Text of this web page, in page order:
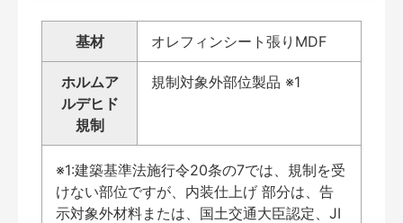
基材 オレフィンシート張りMDF
ホルムア
ルデヒド
規制
規制対象外部位製品 ※1
※1:建築基準法施行令20条の7では、規制を受
けない部位ですが、内装仕上げ 部分は、告
示対象外材料または、国土交通大臣認定、JI